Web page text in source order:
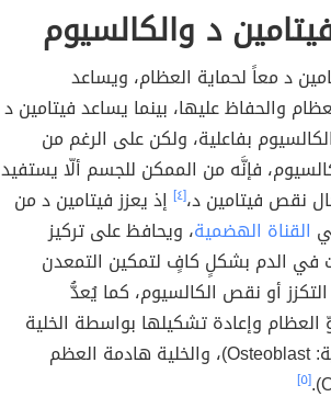
د والكالسيوم
د معاً لحماية العظام، ويساعد
والحفاظ عليها، بينما يساعد فيتامين د
بفاعلية، ولكن على الرغم من
فإنَّه من الممكن للجسم ألّا يستفيد
نقص فيتامين د،[٤]
إذ يعزز فيتامين د من
القناة الهضمية، ويحافظ على تركيز
في الدم بشكلٍ كافٍ لتمكين التمعدن
أو نقص الكالسيوم، كما يُعدُّ
العظام وإعادة تشكيلها بواسطة الخلية
بانية العظم (بالإنجليزية: Osteoblast)، والخلية هادمة العظم
[٥]